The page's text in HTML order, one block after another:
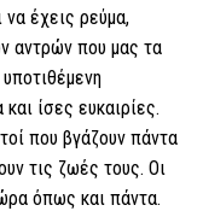
να έχεις ρεύμα,
αντρών που μας τα
ίσες ευκαιρίες.
που βγάζουν πάντα
τις ζωές τους. Οι
όπως και πάντα.